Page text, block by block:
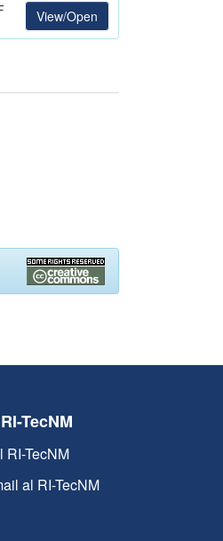
View/Open
TecNM
RI-TecNM
al RI-TecNM